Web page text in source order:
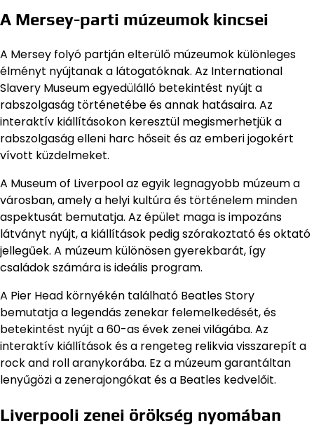
A Mersey-parti múzeumok kincsei
A Mersey folyó partján elterülő múzeumok különleges
élményt nyújtanak a látogatóknak. Az International
Slavery Museum egyedülálló betekintést nyújt a
rabszolgaság történetébe és annak hatásaira. Az
interaktív kiállításokon keresztül megismerhetjük a
rabszolgaság elleni harc hőseit és az emberi jogokért
vívott küzdelmeket.
A Museum of Liverpool az egyik legnagyobb múzeum a
városban, amely a helyi kultúra és történelem minden
aspektusát bemutatja. Az épület maga is impozáns
látványt nyújt, a kiállítások pedig szórakoztató és oktató
jellegűek. A múzeum különösen gyerekbarát, így
családok számára is ideális program.
A Pier Head környékén található Beatles Story
bemutatja a legendás zenekar felemelkedését, és
betekintést nyújt a 60-as évek zenei világába. Az
interaktív kiállítások és a rengeteg relikvia visszarepít a
rock and roll aranykorába. Ez a múzeum garantáltan
lenyűgözi a zenerajongókat és a Beatles kedvelőit.
Liverpooli zenei örökség nyomában